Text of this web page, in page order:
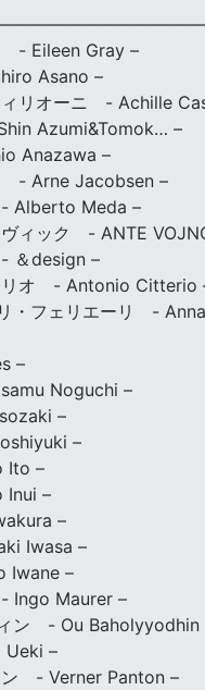
- Eileen Gray –
Asano –
ィリオーニ - Achille
Azumi&Tomok… –
Anazawa –
- Arne Jacobsen –
Alberto Meda –
ィック - ANTE
＆design –
リオ - Antonio Citterio
・フェリエーリ -
–
Noguchi –
–
–
Ito –
–
–
Iwasa –
Iwane –
Ingo Maurer –
ン - Ou Baholyyodhin
–
ン - Verner Panton –